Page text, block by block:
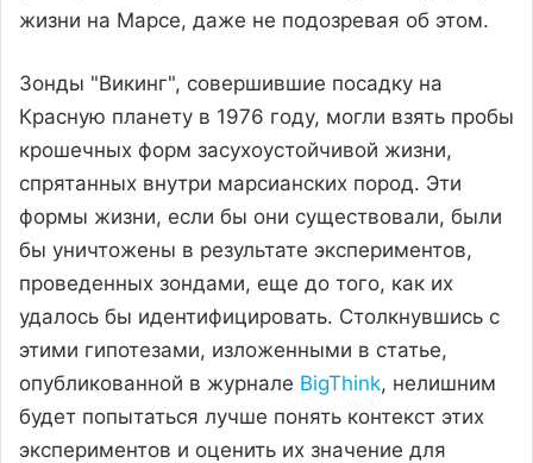
жизни на Марсе, даже не подозревая об этом.
Зонды "Викинг", совершившие посадку на
Красную планету в 1976 году, могли взять пробы
крошечных форм засухоустойчивой жизни,
спрятанных внутри марсианских пород. Эти
формы жизни, если бы они существовали, были
бы уничтожены в результате экспериментов,
проведенных зондами, еще до того, как их
удалось бы идентифицировать. Столкнувшись с
этими гипотезами, изложенными в статье,
опубликованной в журнале BigThink, нелишним
будет попытаться лучше понять контекст этих
экспериментов и оценить их значение для